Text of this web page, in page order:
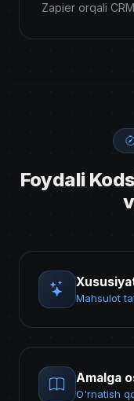
Zapier orqali
Foydali
Mahsulot
Amalga
O'rnatish